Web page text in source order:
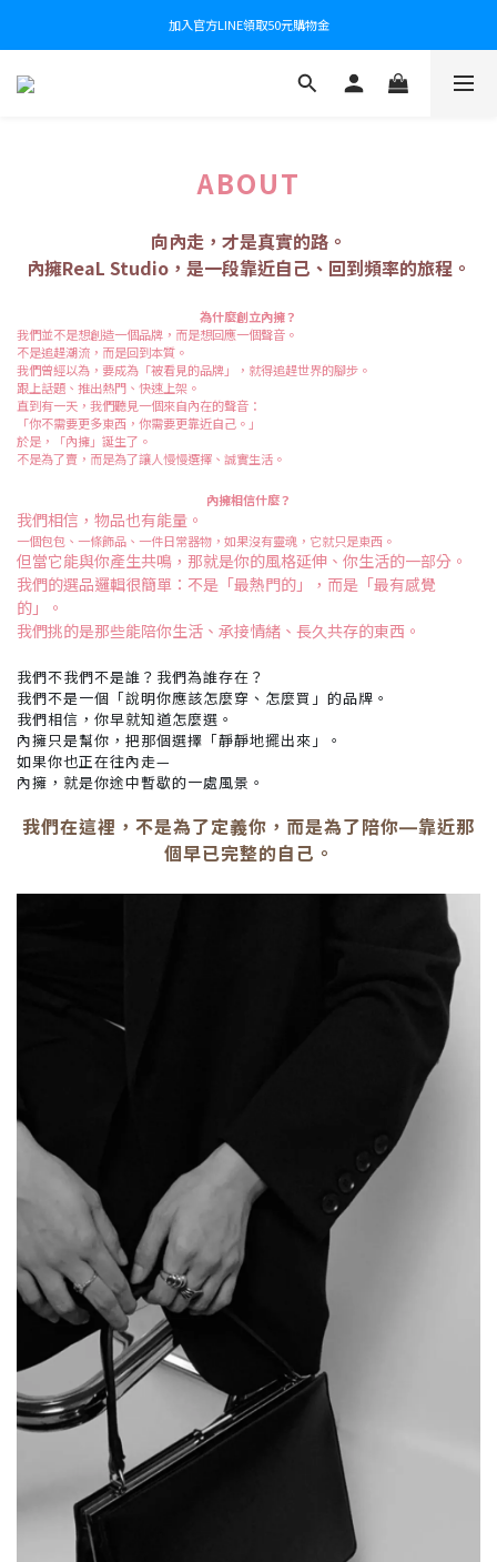
加入官方LINE領取50元購物金
ABOUT
向內走，才是真實的路。
內擁ReaL Studio，是一段靠近自己、回到頻率的旅程。
為什麼創立內擁？
我們並不是想創造一個品牌，而是想回應一個聲音。
不是追趕潮流，而是回到本質。
我們曾經以為，要成為「被看見的品牌」，就得追趕世界的腳步。
跟上話題、推出熱門、快速上架。
直到有一天，我們聽見一個來自內在的聲音：
「你不需要更多東西，你需要更靠近自己。」
於是，「內擁」誕生了。
不是為了賣，而是為了讓人慢慢選擇、誠實生活。
內擁相信什麼？
我們相信，物品也有能量。
一個包包、一條飾品、一件日常器物，如果沒有靈魂，它就只是東西。
但當它能與你產生共鳴，那就是你的風格延伸、你生活的一部分。
我們的選品邏輯很簡單：不是「最熱門的」，而是「最有感覺
的」。
我們挑的是那些能陪你生活、承接情緒、長久共存的東西。
我們不我們不是誰？我們為誰存在？
我們不是一個「說明你應該怎麼穿、怎麼買」的品牌。
我們相信，你早就知道怎麼選。
內擁只是幫你，把那個選擇「靜靜地擺出來」。
如果你也正在往內走—
內擁，就是你途中暫歇的一處風景。
我們在這裡，不是為了定義你，而是為了陪你—靠近那
個早已完整的自己。